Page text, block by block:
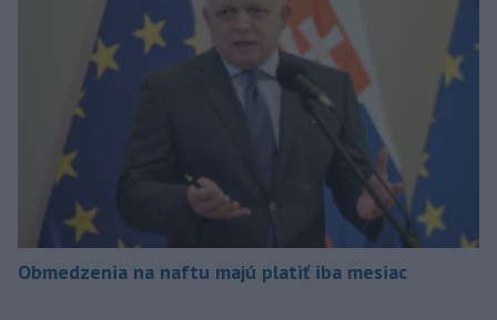
Obmedzenia na naftu majú platiť iba mesiac